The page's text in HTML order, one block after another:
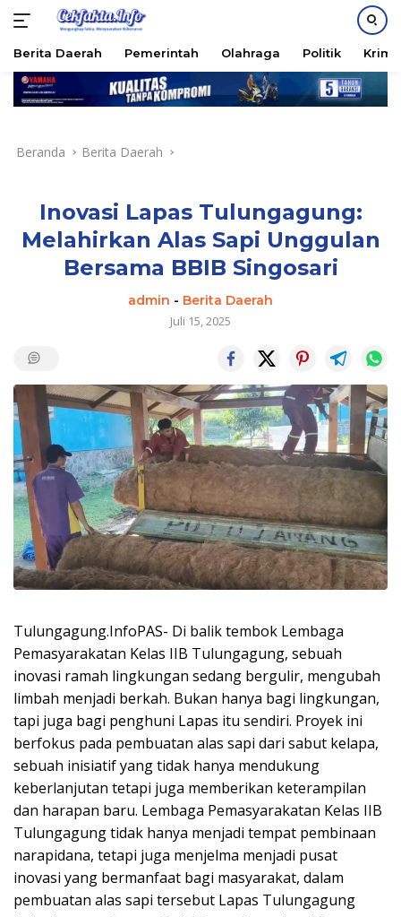
Langsung
Berita Daerah Pemerintah Olahraga Politik
Beranda Berita Daerah
Inovasi Lapas Tulungagung:
Melahirkan Alas Sapi Unggulan
Bersama BBIB Singosari
admin - Berita Daerah
Juli 15, 2025
Tulungagung.InfoPAS- Di balik tembok Lembaga
Pemasyarakatan Kelas IIB Tulungagung, sebuah
inovasi ramah lingkungan sedang bergulir, mengubah
limbah menjadi berkah. Bukan hanya bagi lingkungan,
tapi juga bagi penghuni Lapas itu sendiri. Proyek ini
berfokus pada pembuatan alas sapi dari sabut kelapa,
sebuah inisiatif yang tidak hanya mendukung
keberlanjutan tetapi juga memberikan keterampilan
dan harapan baru. Lembaga Pemasyarakatan Kelas IIB
Tulungagung tidak hanya menjadi tempat pembinaan
narapidana, tetapi juga menjelma menjadi pusat
inovasi yang bermanfaat bagi masyarakat, dalam
pembuatan alas sapi tersebut Lapas Tulungagung